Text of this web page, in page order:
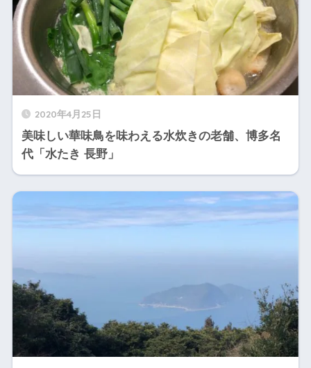
2020年4月25日
美味しい華味鳥を味わえる水炊きの老舗、博多名
代「水たき 長野」